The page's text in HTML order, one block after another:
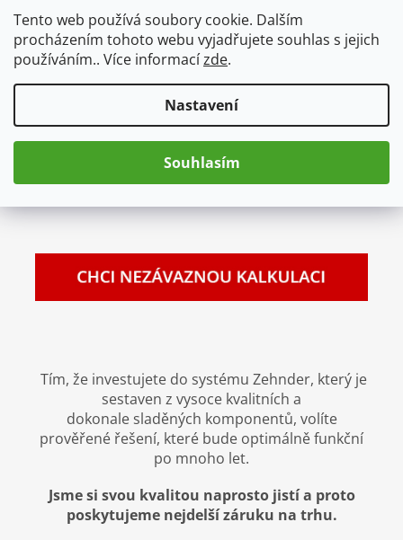
Tento web používá soubory cookie. Dalším
procházením tohoto webu vyjadřujete souhlas s jejich
používáním.. Více informacízde.
Nastavení
Souhlasím
.
Tím, že investujete do systému Zehnder, který je
sestaven z vysoce kvalitních a
dokonale sladěných komponentů, volíte
prověřené řešení, které bude optimálně funkční
po mnoho let.
Jsme si svou kvalitou naprosto jistía proto
poskytujeme nejdelší záruku na trhu.